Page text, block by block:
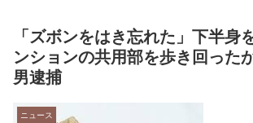
車←これｗｗｗｗｗ / NEWまとめサイト
NEW!
(8/9 04:39)
【話題】高市首相「2年後には私が責
を元に戻す」 食料品の消費税1％へ…“長
欲も？ 公用車は3000万円超の「センチ
NEWまとめサイトアンテナ！
「ズボンをはき忘れた」下半身
ンションの共用部を歩き回っ
男逮捕
ニュース